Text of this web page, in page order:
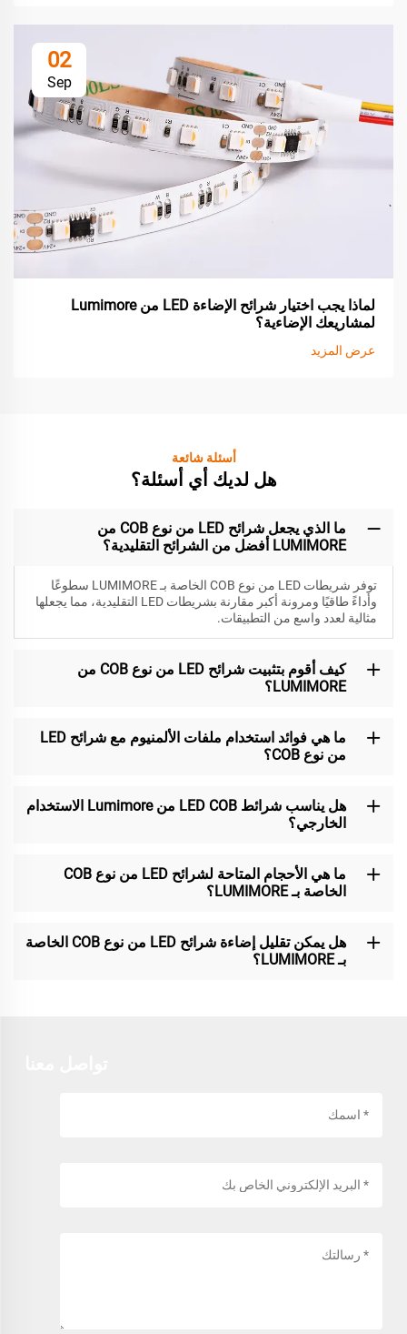
02
Sep
لماذا يجب اختيار شرائح الإضاءة LED من Lumimore
لمشاريعك الإضاءية؟
عرض المزيد
أسئلة شائعة
هل لديك أي أسئلة؟
ما الذي يجعل شرائح LED من نوع COB من
LUMIMORE أفضل من الشرائح التقليدية؟
توفر شريطات LED من نوع COB الخاصة بـ LUMIMORE سطوعًا
وأداءً طاقيًا ومرونة أكبر مقارنة بشريطات LED التقليدية، مما يجعلها
مثالية لعدد واسع من التطبيقات.
كيف أقوم بتثبيت شرائح LED من نوع COB من
LUMIMORE؟
ما هي فوائد استخدام ملفات الألمنيوم مع شرائح LED
من نوع COB؟
هل يناسب شرائط LED COB من Lumimore الاستخدام
الخارجي؟
ما هي الأحجام المتاحة لشرائح LED من نوع COB
الخاصة بـ LUMIMORE؟
هل يمكن تقليل إضاءة شرائح LED من نوع COB الخاصة
بـ LUMIMORE؟